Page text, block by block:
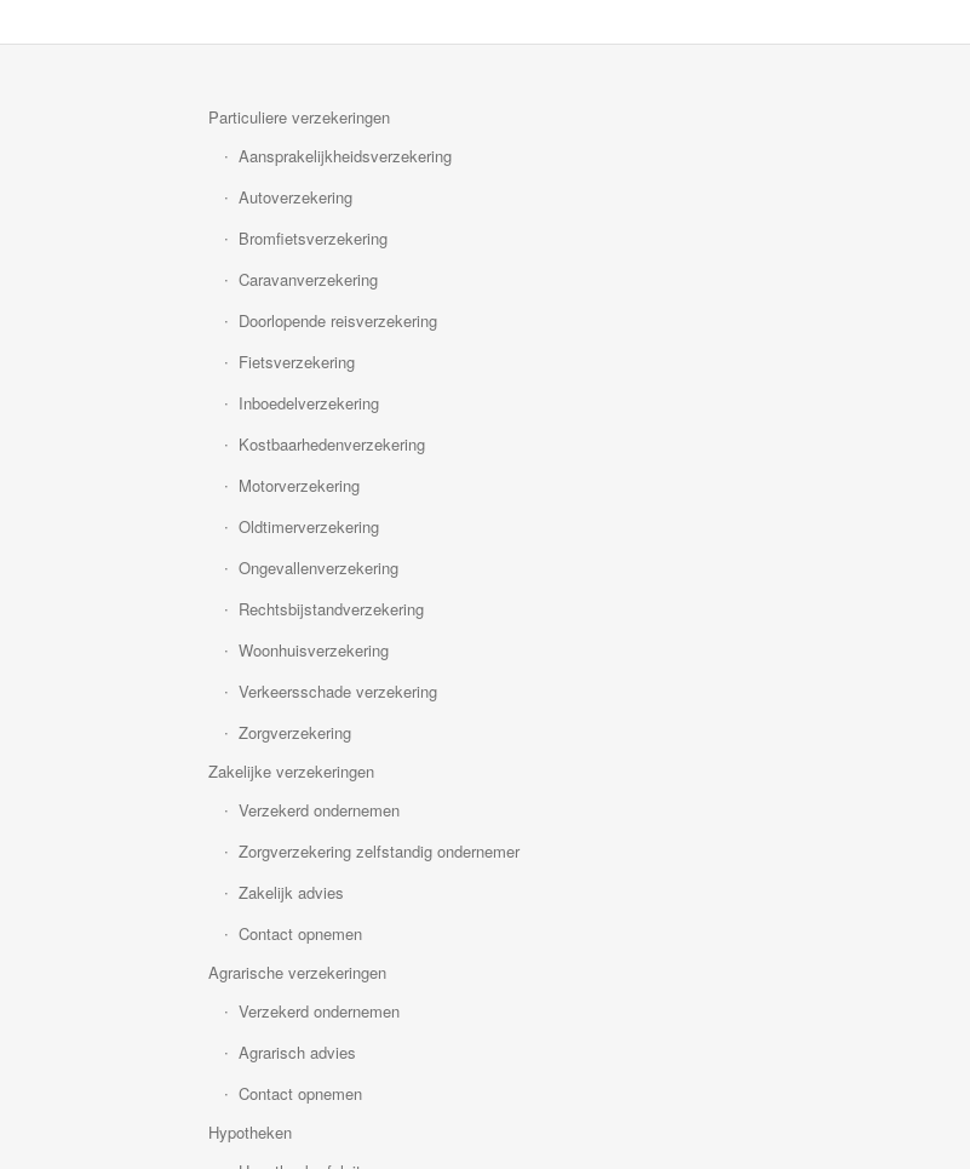
Particuliere verzekeringen
Aansprakelijkheidsverzekering
Autoverzekering
Bromfietsverzekering
Caravanverzekering
Doorlopende reisverzekering
Fietsverzekering
Inboedelverzekering
Kostbaarhedenverzekering
Motorverzekering
Oldtimerverzekering
Ongevallenverzekering
Rechtsbijstandverzekering
Woonhuisverzekering
Verkeersschade verzekering
Zorgverzekering
Zakelijke verzekeringen
Verzekerd ondernemen
Zorgverzekering zelfstandig ondernemer
Zakelijk advies
Contact opnemen
Agrarische verzekeringen
Verzekerd ondernemen
Agrarisch advies
Contact opnemen
Hypotheken